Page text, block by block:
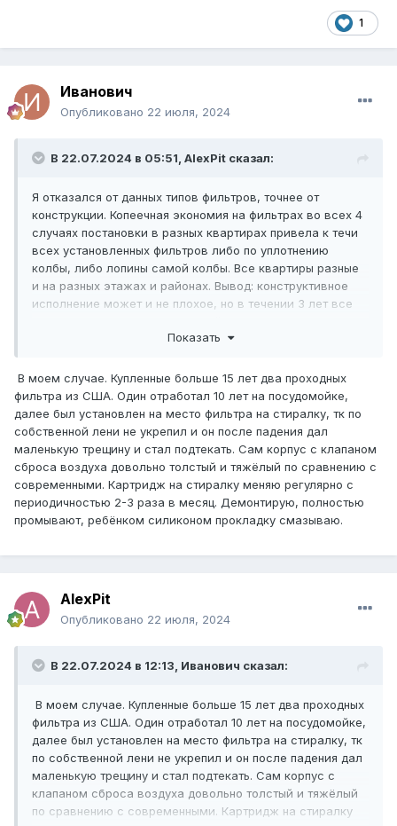
1
Иванович
Опубликовано 22 июля, 2024
В 22.07.2024 в 05:51, AlexPit сказал:
Я отказался от данных типов фильтров, точнее от
конструкции. Копеечная экономия на фильтрах во всех 4
случаях постановки в разных квартирах привела к течи
всех установленных фильтров либо по уплотнению
колбы, либо лопины самой колбы. Все квартиры разные
и на разных этажах и районах. Вывод: конструктивное
исполнение может и не плохое, но в течении 3 лет все
протеканию в отсутствии хозяев, что считаю дороже
колбы, так же текущие через 3-5 лет, я сам использую
такую колбу на даче, но на всасываемом перед насосом
контуре...
Показать
В моем случае. Купленные больше 15 лет два проходных
фильтра из США. Один отработал 10 лет на посудомойке,
далее был установлен на место фильтра на стиралку, тк по
собственной лени не укрепил и он после падения дал
маленькую трещину и стал подтекать. Сам корпус с клапаном
сброса воздуха довольно толстый и тяжёлый по сравнению с
современными. Картридж на стиралку меняю регулярно с
периодичностью 2-3 раза в месяц. Демонтирую, полностью
промывают, ребёнком силиконом прокладку смазываю.
AlexPit
Опубликовано 22 июля, 2024
В 22.07.2024 в 12:13, Иванович сказал:
В моем случае. Купленные больше 15 лет два проходных
фильтра из США. Один отработал 10 лет на посудомойке,
далее был установлен на место фильтра на стиралку, тк
по собственной лени не укрепил и он после падения дал
маленькую трещину и стал подтекать. Сам корпус с
клапаном сброса воздуха довольно толстый и тяжёлый
по сравнению с современными. Картридж на стиралку